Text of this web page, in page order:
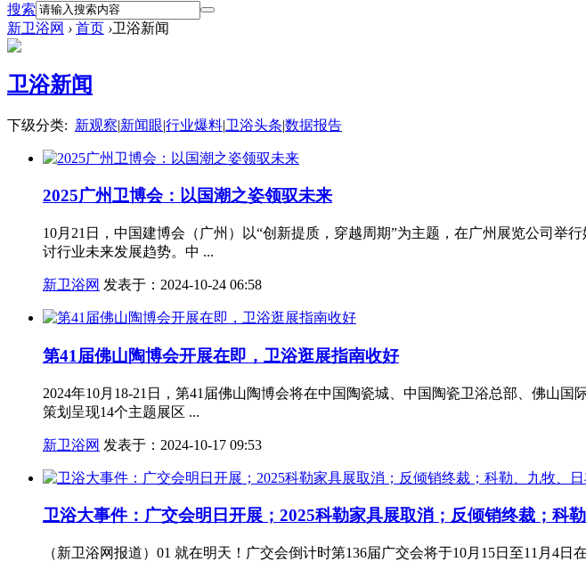
搜索
新卫浴网 › 首页 ›卫浴新闻
卫浴新闻
下级分类: 新观察|新闻眼|行业爆料|卫浴头条|数据报告
2025广州卫博会：以国潮之姿领驭未来
10月21日，中国建博会（广州）以“创新提质，穿越周期”为主题，在广州展览公司
讨行业未来发展趋势。中 ...
新卫浴网 发表于：2024-10-24 06:58
第41届佛山陶博会开展在即，卫浴逛展指南收好
2024年10月18-21日，第41届佛山陶博会将在中国陶瓷城、中国陶瓷卫浴总部、佛山
策划呈现14个主题展区 ...
新卫浴网 发表于：2024-10-17 09:53
卫浴大事件：广交会明日开展；2025科勒家具展取消；反倾销终裁；科
（新卫浴网报道）01 就在明天！广交会倒计时第136届广交会将于10月15日至11月4